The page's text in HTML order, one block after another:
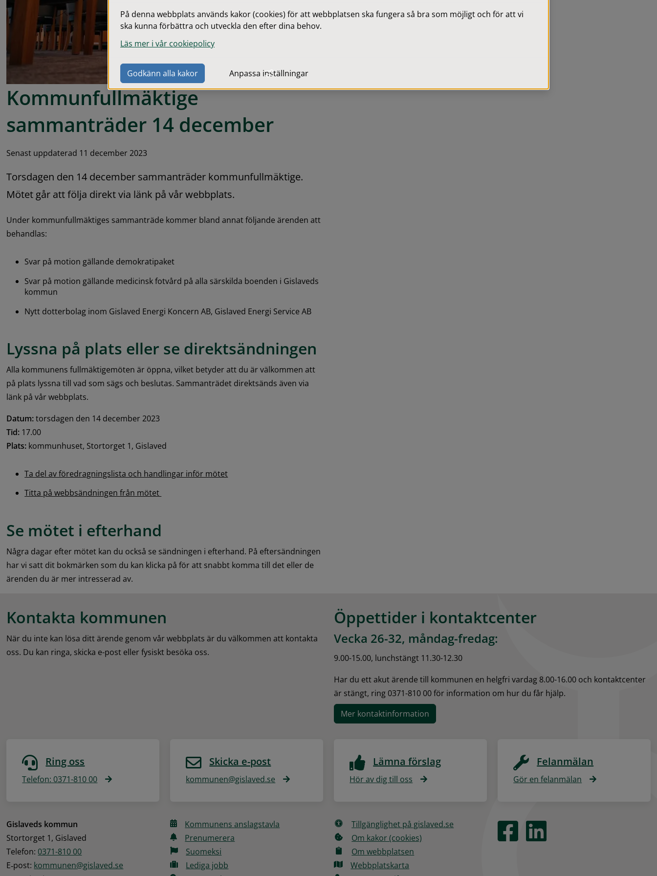
Kommunfullmäktige
sammanträder 14 december
Senast uppdaterad 11 december 2023
Torsdagen den 14 december sammanträder kommunfullmäktige.
Mötet går att följa direkt via länk på vår webbplats.
Under kommunfullmäktiges sammanträde kommer bland annat följande ärenden att
behandlas:
Svar på motion gällande demokratipaket
Svar på motion gällande medicinsk fotvård på alla särskilda boenden i Gislaveds
kommun
Nytt dotterbolag inom Gislaved Energi Koncern AB, Gislaved Energi Service AB
Lyssna på plats eller se direktsändningen
Alla kommunens fullmäktigemöten är öppna, vilket betyder att du är välkommen att
på plats lyssna till vad som sägs och beslutas. Sammanträdet direktsänds även via
länk på vår webbplats.
Datum: torsdagen den 14 december 2023
Tid: 17.00
Plats: kommunhuset, Stortorget 1, Gislaved
Ta del av föredragningslista och handlingar inför mötet
Titta på webbsändningen från mötet
Se mötet i efterhand
Några dagar efter mötet kan du också se sändningen i efterhand. På eftersändningen
har vi satt dit bokmärken som du kan klicka på för att snabbt komma till det eller de
ärenden du är mer intresserad av.
Kontakta kommunen
När du inte kan lösa ditt ärende genom vår webbplats är du välkommen att kontakta
oss. Du kan ringa, skicka e-post eller fysiskt besöka oss.
Öppettider i kontaktcenter
Vecka 26-32, måndag-fredag:
9.00-15.00, lunchstängt 11.30-12.30
Har du ett akut ärende till kommunen en helgfri vardag 8.00-16.00 och kontaktcenter
är stängt, ring 0371-810 00 för information om hur du får hjälp.
Mer kontaktinformation
Ring oss
Telefon: 0371-810 00
Skicka e-post
kommunen@gislaved.se
Lämna förslag
Hör av dig till oss
Felanmälan
Gör en felanmälan
Gislaveds kommun
Stortorget 1, Gislaved
Telefon: 0371-810 00
E‑post: kommunen@gislaved.se
Kommunens anslagstavla
Prenumerera
Suomeksi
Lediga jobb
Tillgänglighet på gislaved.se
Om kakor (cookies)
Om webbplatsen
Webbplatskarta
På denna webbplats används kakor (cookies) för att webbplatsen ska fungera så bra som möjligt och för att vi
ska kunna förbättra och utveckla den efter dina behov.
Läs mer i vår cookiepolicy
Godkänn alla kakor Anpassa inställningar